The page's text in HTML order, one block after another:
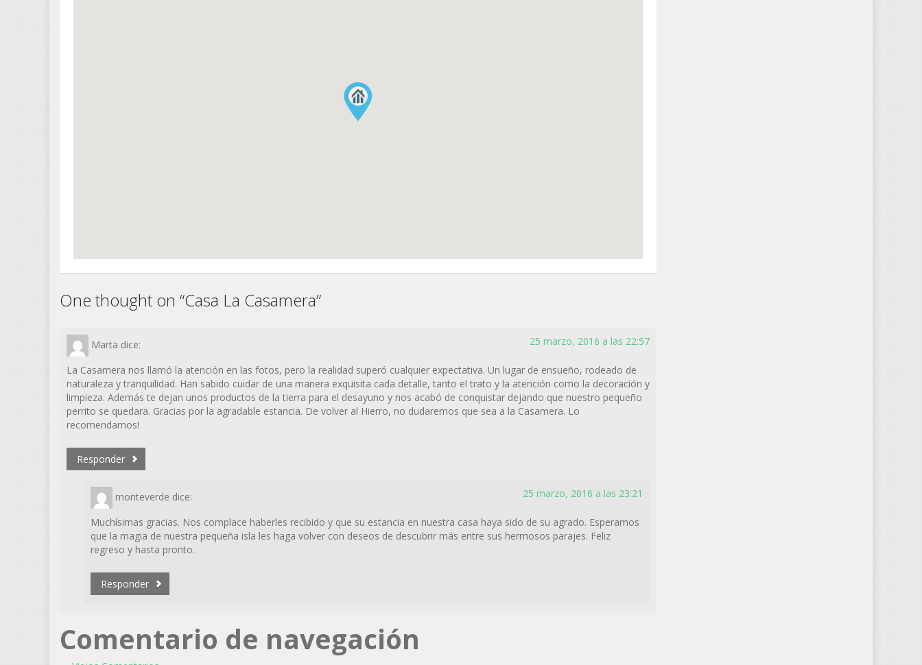
One thought on “Casa La Casamera”
Marta dice: 25 marzo, 2016 a las 22:57
La Casamera nos llamó la atención en las fotos, pero la realidad superó cualquier expectativa. Un lugar de ensueño, rodeado de
naturaleza y tranquilidad. Han sabido cuidar de una manera exquisita cada detalle, tanto el trato y la atención como la decoración y
limpieza. Además te dejan unos productos de la tierra para el desayuno y nos acabó de conquistar dejando que nuestro pequeño
perrito se quedara. Gracias por la agradable estancia. De volver al Hierro, no dudaremos que sea a la Casamera. Lo
recomendamos!
Responder
monteverde dice: 25 marzo, 2016 a las 23:21
Muchísimas gracias. Nos complace haberles recibido y que su estancia en nuestra casa haya sido de su agrado. Esperamos
que la magia de nuestra pequeña isla les haga volver con deseos de descubrir más entre sus hermosos parajes. Feliz
regreso y hasta pronto.
Responder
Comentario de navegación